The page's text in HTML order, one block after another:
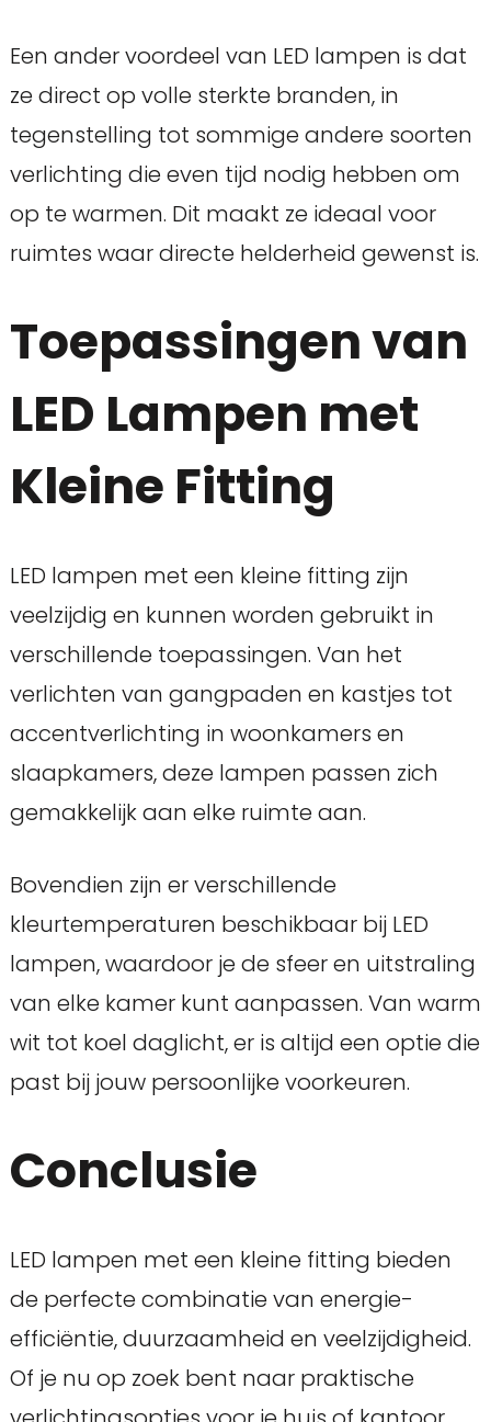
Een ander voordeel van LED lampen is dat
ze direct op volle sterkte branden, in
tegenstelling tot sommige andere soorten
verlichting die even tijd nodig hebben om
op te warmen. Dit maakt ze ideaal voor
ruimtes waar directe helderheid gewenst is.
Toepassingen van
LED Lampen met
Kleine Fitting
LED lampen met een kleine fitting zijn
veelzijdig en kunnen worden gebruikt in
verschillende toepassingen. Van het
verlichten van gangpaden en kastjes tot
accentverlichting in woonkamers en
slaapkamers, deze lampen passen zich
gemakkelijk aan elke ruimte aan.
Bovendien zijn er verschillende
kleurtemperaturen beschikbaar bij LED
lampen, waardoor je de sfeer en uitstraling
van elke kamer kunt aanpassen. Van warm
wit tot koel daglicht, er is altijd een optie die
past bij jouw persoonlijke voorkeuren.
Conclusie
LED lampen met een kleine fitting bieden
de perfecte combinatie van energie-
efficiëntie, duurzaamheid en veelzijdigheid.
Of je nu op zoek bent naar praktische